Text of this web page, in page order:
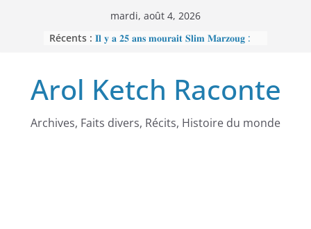
mardi, août 4, 2026
Récents : 𝐈𝐥 𝐲 𝐚 𝟐𝟓 𝐚𝐧𝐬 𝐦𝐨𝐮𝐫𝐚𝐢𝐭 𝐒𝐥𝐢𝐦 𝐌𝐚𝐫𝐳𝐨𝐮𝐠 :
𝐉𝐨𝐬𝐞𝐩𝐡 𝐍𝐝𝐢-𝐒𝐚𝐦𝐛𝐚, 𝐥𝐞 𝐛𝐚̂𝐭𝐢𝐬𝐬𝐞𝐮𝐫 𝐝’𝐞́𝐜𝐨𝐥𝐞𝐬
𝐒𝐨𝐮𝐭𝐢𝐞𝐧 𝐭𝐨𝐭𝐚𝐥 𝐚̀ 𝐑𝐞𝐛𝐞𝐜𝐜𝐚 𝐄𝐧𝐨𝐧𝐜𝐡𝐨𝐧𝐠
𝐑𝐚𝐦𝐬𝐞̀𝐬 𝐈𝐞𝐫 – 𝐋𝐞 𝐩𝐫𝐞𝐦𝐢𝐞𝐫 𝐨𝐫𝐝𝐢𝐧𝐚𝐭𝐞𝐮𝐫
Arol Ketch Raconte
Archives, Faits divers, Récits, Histoire du monde